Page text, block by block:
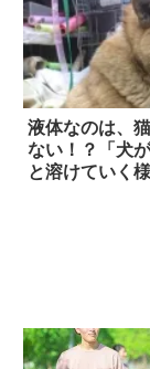
液体なのは、
ない！？「犬
と溶けていく